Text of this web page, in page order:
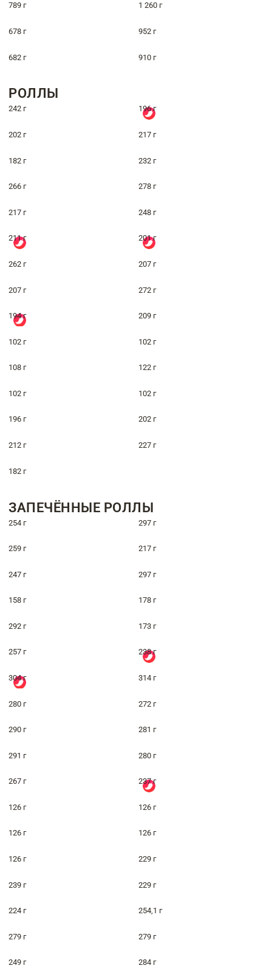
789 г 1 260 г
678 г 952 г
682 г 910 г
РОЛЛЫ
242 г 196 г
202 г 217 г
182 г 232 г
266 г 278 г
217 г 248 г
211 г 201 г
262 г 207 г
207 г 272 г
194 г 209 г
102 г 102 г
108 г 122 г
102 г 102 г
196 г 202 г
212 г 227 г
182 г
ЗАПЕЧЁННЫЕ РОЛЛЫ
254 г 297 г
259 г 217 г
247 г 297 г
158 г 178 г
292 г 173 г
257 г 238 г
304 г 314 г
280 г 272 г
290 г 281 г
291 г 280 г
267 г 237 г
126 г 126 г
126 г 126 г
126 г 229 г
239 г 229 г
224 г 254,1 г
279 г 279 г
249 г 284 г